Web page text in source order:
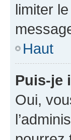
limiter
Haut
Puis-je
Oui,